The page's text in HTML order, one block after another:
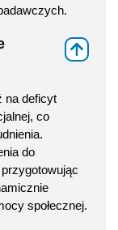
na deficyt
co
do
społecznej.